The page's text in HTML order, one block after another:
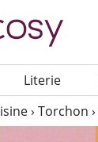
Lite­rie
› Torchon ›